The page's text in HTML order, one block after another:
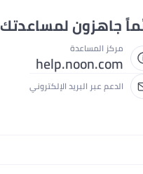
جاهزون لمساعدتك
مركز المساعدة
help.noon.com
الدعم عبر البريد الإلكتروني